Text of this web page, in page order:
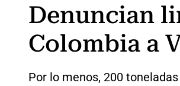
Denuncian
Colombia a
Por lo menos, 200